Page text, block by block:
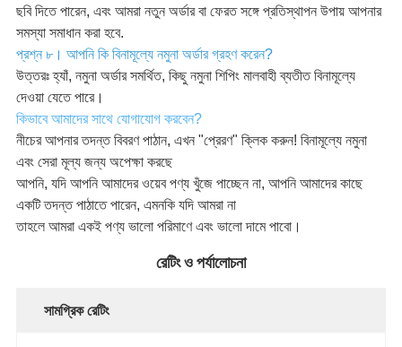
ছবি দিতে পারেন, এবং আমরা নতুন অর্ডার বা ফেরত সঙ্গে প্রতিস্থাপন উপায় আপনার
সমস্যা সমাধান করা হবে.
প্রশ্ন ৮। আপনি কি বিনামূল্যে নমুনা অর্ডার গ্রহণ করেন?
উত্তরঃ হ্যাঁ, নমুনা অর্ডার সমর্থিত, কিছু নমুনা শিপিং মালবাহী ব্যতীত বিনামূল্যে
দেওয়া যেতে পারে।
কিভাবে আমাদের সাথে যোগাযোগ করবেন?
নীচের আপনার তদন্ত বিবরণ পাঠান, এখন "প্রেরণ" ক্লিক করুন! বিনামূল্যে নমুনা
এবং সেরা মূল্য জন্য অপেক্ষা করছে
আপনি, যদি আপনি আমাদের ওয়েব পণ্য খুঁজে পাচ্ছেন না, আপনি আমাদের কাছে
একটি তদন্ত পাঠাতে পারেন, এমনকি যদি আমরা না
তাহলে আমরা একই পণ্য ভালো পরিমাণে এবং ভালো দামে পাবো।
রেটিং ও পর্যালোচনা
সামগ্রিক রেটিং